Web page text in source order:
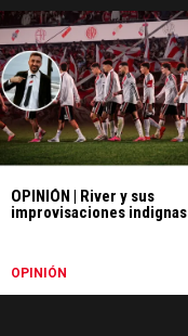
OPINIÓN | River y sus
improvisaciones indignas
OPINIÓN